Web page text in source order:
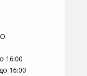
16:00
16:00